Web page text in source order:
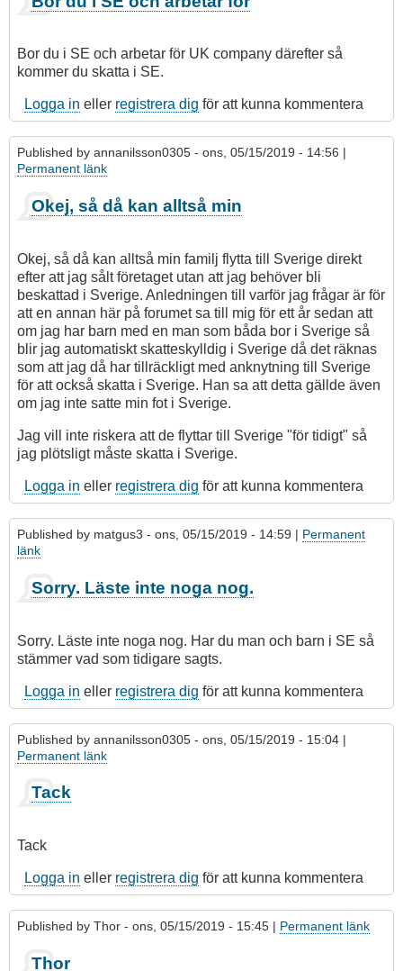
Bor du i SE och arbetar för UK company därefter så
kommer du skatta i SE.
Logga in eller registrera dig för att kunna kommentera
Published by annanilsson0305 - ons, 05/15/2019 - 14:56 |
Permanent länk
Okej, så då kan alltså min
Okej, så då kan alltså min familj flytta till Sverige direkt
efter att jag sålt företaget utan att jag behöver bli
beskattad i Sverige. Anledningen till varför jag frågar är för
att en annan här på forumet sa till mig för ett år sedan att
om jag har barn med en man som båda bor i Sverige så
blir jag automatiskt skatteskylldig i Sverige då det räknas
som att jag då har tillräckligt med anknytning till Sverige
för att också skatta i Sverige. Han sa att detta gällde även
om jag inte satte min fot i Sverige.
Jag vill inte riskera att de flyttar till Sverige "för tidigt" så
jag plötsligt måste skatta i Sverige.
Logga in eller registrera dig för att kunna kommentera
Published by matgus3 - ons, 05/15/2019 - 14:59 | Permanent
länk
Sorry. Läste inte noga nog.
Sorry. Läste inte noga nog. Har du man och barn i SE så
stämmer vad som tidigare sagts.
Logga in eller registrera dig för att kunna kommentera
Published by annanilsson0305 - ons, 05/15/2019 - 15:04 |
Permanent länk
Som
svar
Sorry.
inte
noga
nog.
av
Tack
Tack
Logga in eller registrera dig för att kunna kommentera
Published by Thor - ons, 05/15/2019 - 15:45 | Permanent länk
Thor